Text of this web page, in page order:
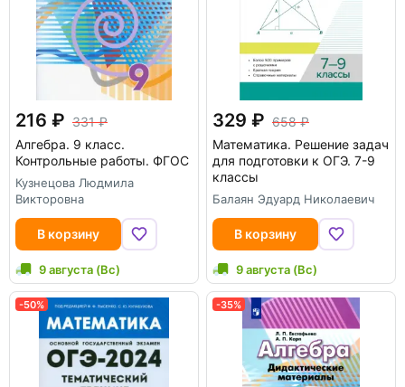
216
331
Алгебра. 9 класс.
Контрольные работы. ФГОС
Кузнецова Людмила
Викторовна
В корзину
9 августа (Вс)
329
658
Математика. Решение задач
для подготовки к ОГЭ. 7-9
классы
Балаян Эдуард Николаевич
В корзину
9 августа (Вс)
-50% -35%